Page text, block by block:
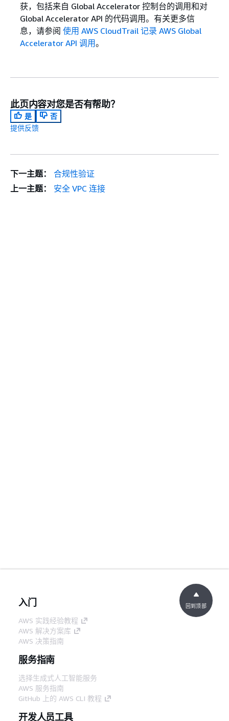
获，包括来自 Global Accelerator 控制台的调用和对
Global Accelerator API 的代码调用。有关更多信
息，请参阅 使用 AWS CloudTrail 记录 AWS Global
Accelerator API 调用。
此页内容对您是否有帮助？
是
否
提供反馈
下一主题：
合规性验证
上一主题：
安全 VPC 连接
入门
AWS 实践经验教程
AWS 解决方案库
AWS 决策指南
服务指南
选择生成式人工智能服务
AWS 服务指南
GitHub 上的 AWS CLI 教程
开发人员工具
回到顶部